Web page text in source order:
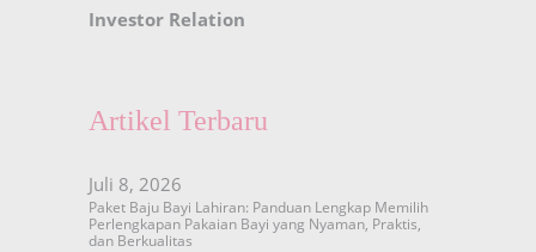
Investor Relation
Artikel Terbaru
Juli 8, 2026
Paket Baju Bayi Lahiran: Panduan Lengkap Memilih
Perlengkapan Pakaian Bayi yang Nyaman, Praktis,
dan Berkualitas